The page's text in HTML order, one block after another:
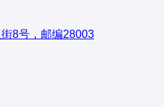
8号，邮编28003